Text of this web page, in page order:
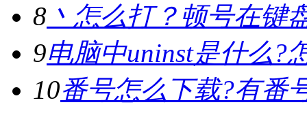
8 丶怎么打？顿号在键
9电脑中uninst是什么?
10番号怎么下载?有番